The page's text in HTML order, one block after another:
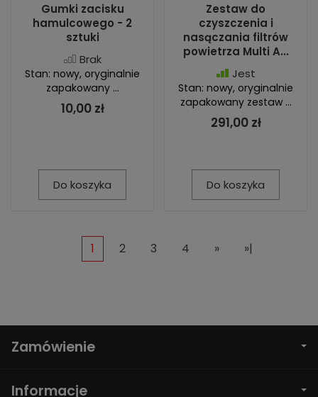
Gumki zacisku
hamulcowego - 2
sztuki
Brak
Stan: nowy, oryginalnie
zapakowany ...
10,00 zł
Do koszyka
Zestaw do
czyszczenia i
nasączania filtrów
powietrza Multi A...
Jest
Stan: nowy, oryginalnie
zapakowany zestaw ...
291,00 zł
Do koszyka
1 2 3 4 » »|
Zamówienie
Informacje